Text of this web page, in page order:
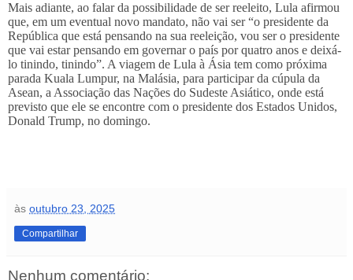
Mais adiante, ao falar da possibilidade de ser reeleito, Lula afirmou
que, em um eventual novo mandato, não vai ser “o presidente da
República que está pensando na sua reeleição, vou ser o presidente
que vai estar pensando em governar o país por quatro anos e deixá-
lo tinindo, tinindo”. A viagem de Lula à Ásia tem como próxima
parada Kuala Lumpur, na Malásia, para participar da cúpula da
Asean, a Associação das Nações do Sudeste Asiático, onde está
previsto que ele se encontre com o presidente dos Estados Unidos,
Donald Trump, no domingo.
às outubro 23, 2025
Compartilhar
Nenhum comentário: